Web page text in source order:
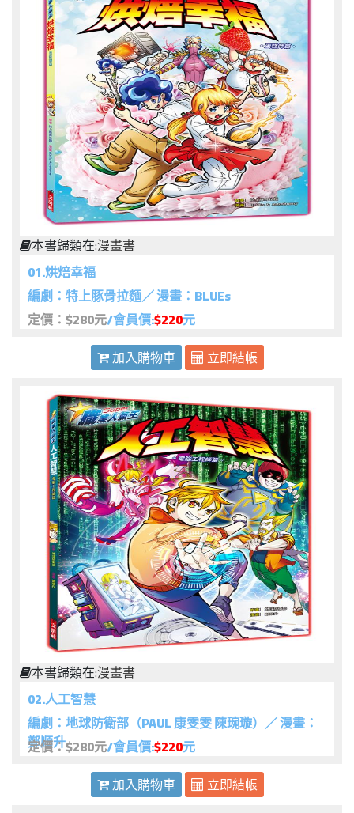
本書歸類在:漫畫書
01.烘焙幸福
編劇：特上豚骨拉麵／ 漫畫：BLUEs
定價：$280元/會員價:$220元
加入購物車
立即結帳
本書歸類在:漫畫書
02.人工智慧
編劇：地球防衛部（PAUL 康雯雯 陳琬璇）／ 漫畫：
鄭順升
定價：$280元/會員價:$220元
加入購物車
立即結帳